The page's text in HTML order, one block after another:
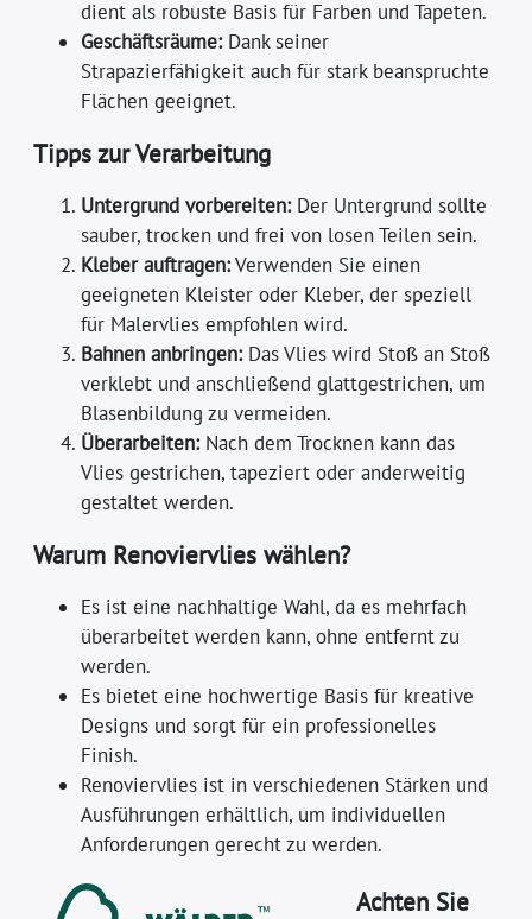
dient als robuste Basis für Farben und Tapeten.
Geschäftsräume:Dank seiner
Strapazierfähigkeit auch für stark beanspruchte
Flächen geeignet.
Tipps zur Verarbeitung
Untergrund vorbereiten:Der Untergrund sollte
sauber, trocken und frei von losen Teilen sein.
Kleber auftragen:Verwenden Sie einen
geeigneten Kleister oder Kleber, der speziell
für Malervlies empfohlen wird.
Bahnen anbringen:Das Vlies wird Stoß an Stoß
verklebt und anschließend glattgestrichen, um
Blasenbildung zu vermeiden.
Überarbeiten:Nach dem Trocknen kann das
Vlies gestrichen, tapeziert oder anderweitig
gestaltet werden.
Warum Renoviervlies wählen?
Es ist eine nachhaltige Wahl, da es mehrfach
überarbeitet werden kann, ohne entfernt zu
werden.
Es bietet eine hochwertige Basis für kreative
Designs und sorgt für ein professionelles
Finish.
Renoviervlies ist in verschiedenen Stärken und
Ausführungen erhältlich, um individuellen
Anforderungen gerecht zu werden.
Achten Sie